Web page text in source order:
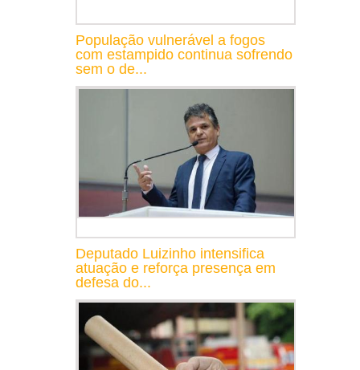
População vulnerável a fogos
com estampido continua sofrendo
sem o de...
Deputado Luizinho intensifica
atuação e reforça presença em
defesa do...